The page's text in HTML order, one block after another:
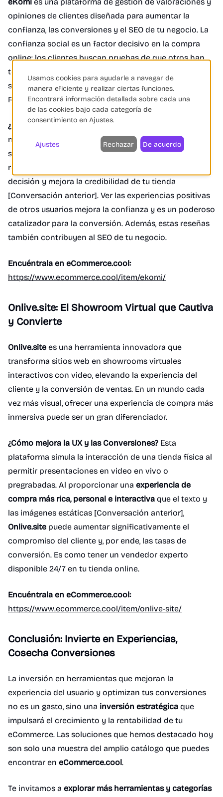
opiniones de clientes diseñada para aumentar la
confianza, las conversiones y el SEO de tu negocio. La
confianza social es un factor decisivo en la compra
online; los clientes buscan pruebas de que otros han
tenido experiencias positivas. Otras herramientas
similares listadas en eCommerce.cool incluyen Partoo,
Revi y Opiniones Verificadas.
¿Cómo mejora la UX y las Conversiones?
mostrar opiniones verificadas,eKomiy herramientas
similares, ofrecen una
prueba social irrefutable. Esto
reduce la incertidumbre del comprador, valida su
decisión y mejora la credibilidad de tu tienda
[Conversación anterior]. Ver las experiencias positivas
de otros usuarios mejora la confianza y es un poderoso
catalizador para la conversión. Además, estas reseñas
también contribuyen al SEO de tu negocio.
Encuéntrala en eCommerce.cool:
https://www.ecommerce.cool/item/ekomi/
Onlive.site: El Showroom Virtual que Cautiva
y Convierte
Onlive.site es una herramienta innovadora que
transforma sitios web en showrooms virtuales
interactivos con video, elevando la experiencia del
cliente y la conversión de ventas. En un mundo cada
vez más visual, ofrecer una experiencia de compra más
inmersiva puede ser un gran diferenciador.
¿Cómo mejora la UX y las Conversiones? Esta
plataforma simula la interacción de una tienda física al
permitir presentaciones en video en vivo o
pregrabadas. Al proporcionar una experiencia de
compra más rica, personal e interactiva que el texto y
las imágenes estáticas [Conversación anterior],
Onlive.site puede aumentar significativamente el
compromiso del cliente y, por ende, las tasas de
conversión. Es como tener un vendedor experto
disponible 24/7 en tu tienda online.
Encuéntrala en eCommerce.cool:
https://www.ecommerce.cool/item/onlive-site/
Conclusión: Invierte en Experiencias,
Cosecha Conversiones
La inversión en herramientas que mejoran la
experiencia del usuario y optimizan tus conversiones
no es un gasto, sino una inversión estratégica que
impulsará el crecimiento y la rentabilidad de tu
eCommerce. Las soluciones que hemos destacado hoy
son solo una muestra del amplio catálogo que puedes
encontrar en eCommerce.cool.
Te invitamos a explorar más herramientas y categorías
Usamos cookies para ayudarle a navegar de
manera eficiente y realizar ciertas funciones.
Encontrará información detallada sobre cada una
de las cookies bajo cada categoría de
consentimiento en Ajustes.
Ajustes Rechazar De acuerdo